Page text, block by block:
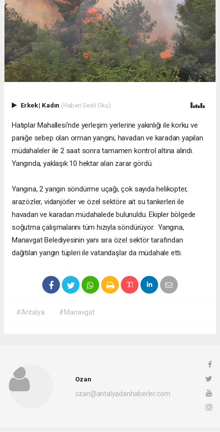
Erkek| Kadın (Haberi Sesli Oku)
Hatıplar Mahallesi’nde yerleşim yerlerine yakınlığı ile korku ve
paniğe sebep olan orman yangını, havadan ve karadan yapılan
müdahaleler ile 2 saat sonra tamamen kontrol altına alındı.
Yangında, yaklaşık 10 hektar alan zarar gördü.
Yangına, 2 yangın söndürme uçağı, çok sayıda helikopter,
arazözler, vidanjörler ve özel sektöre ait su tankerleri ile
havadan ve karadan müdahalede bulunuldu. Ekipler bölgede
soğutma çalışmalarını tüm hızıyla söndürüyor. Yangına,
Manavgat Belediyesinin yanı sıra özel sektör tarafından
dağıtılan yangın tüpleri ile vatandaşlar da müdahale etti.
#Antalya #Manavgat
Ozan
ozan@antalyadanhaberler.com